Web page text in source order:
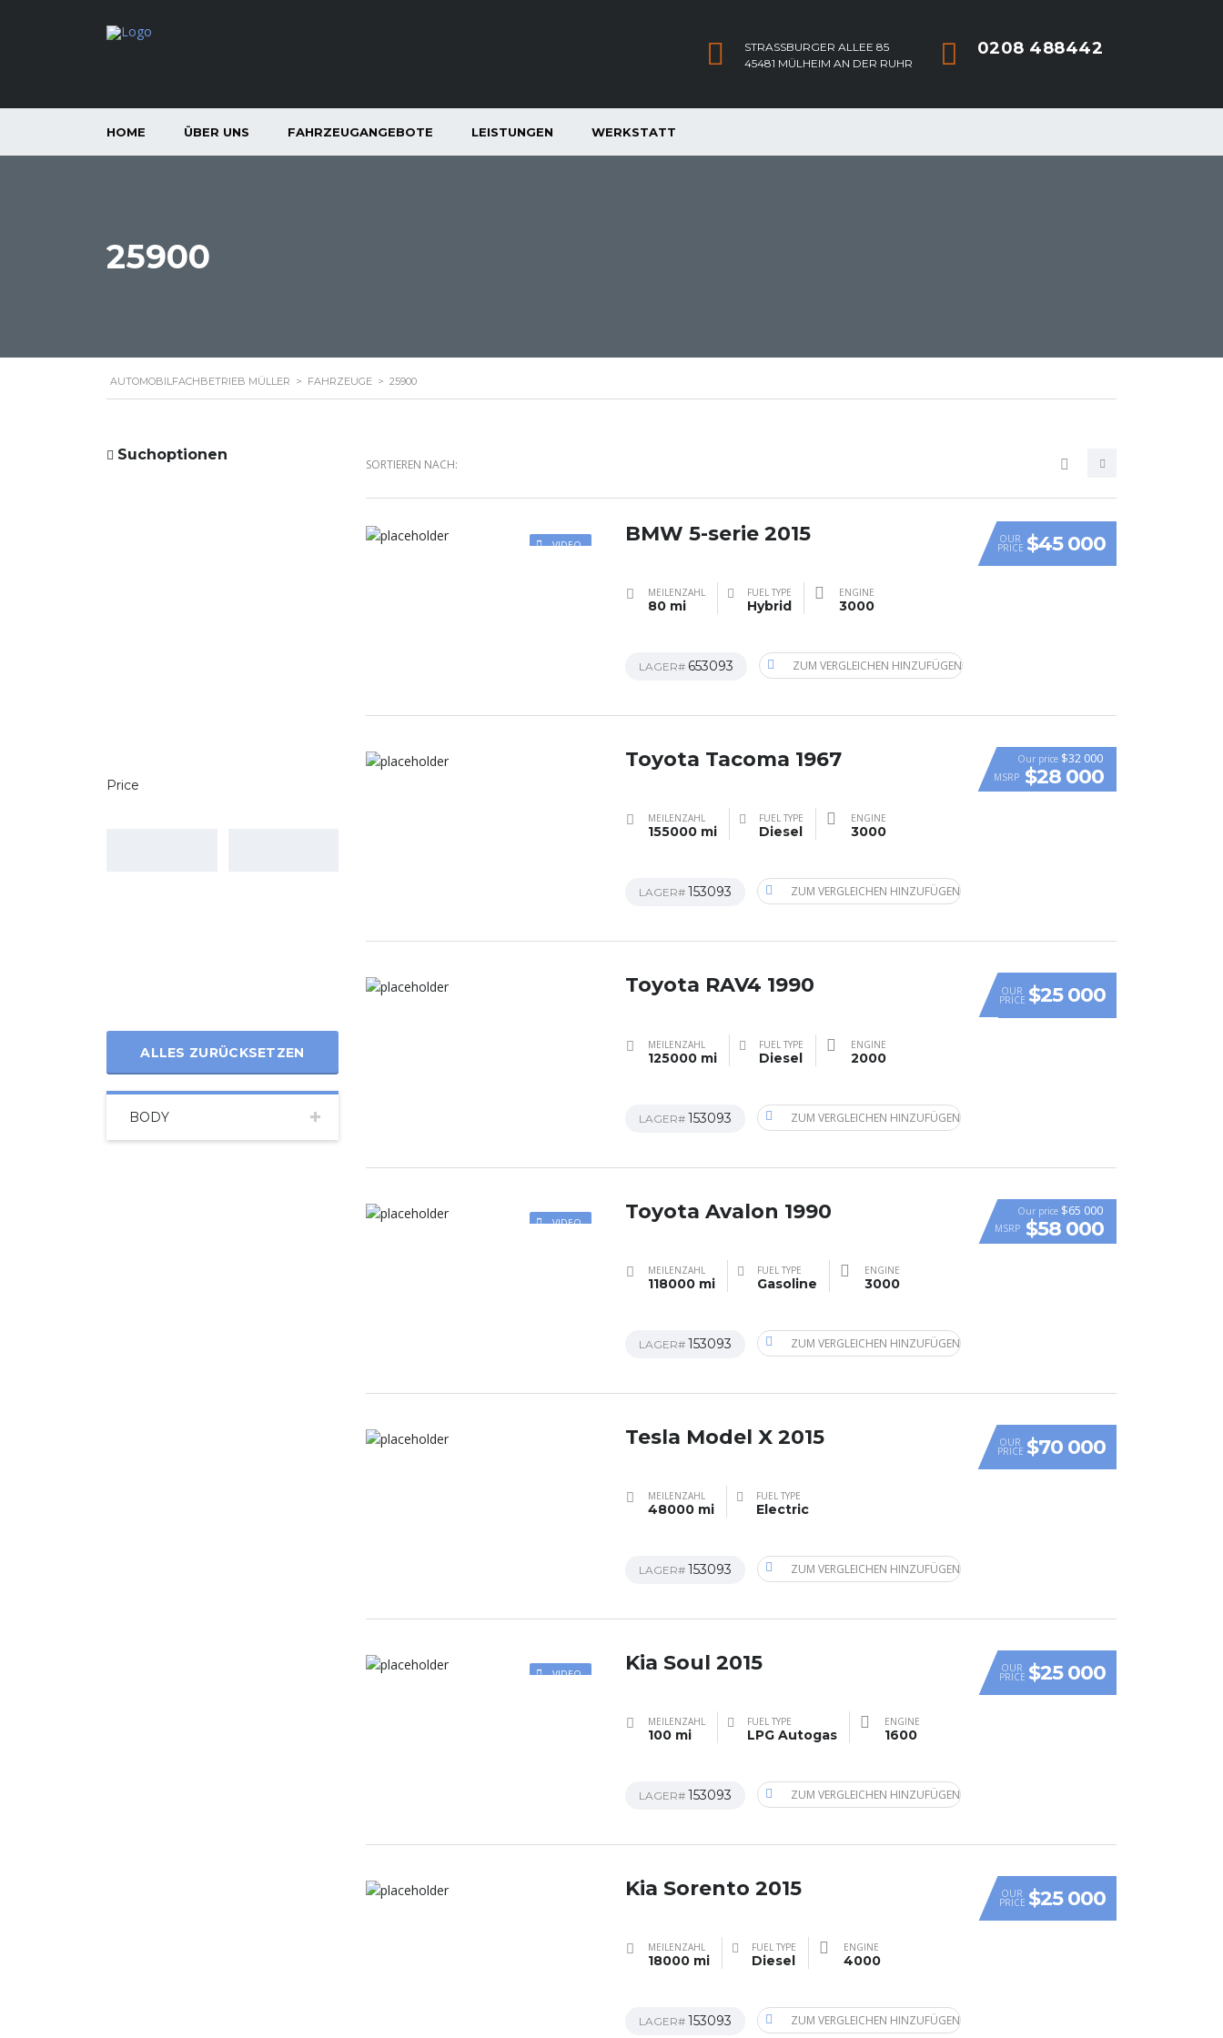
0208 488442
STRASSBURGER ALLEE 85
45481 MÜLHEIM AN DER RUHR
HOME ÜBER UNS FAHRZEUGANGEBOTE LEISTUNGEN WERKSTATT
25900
AUTOMOBILFACHBETRIEB MÜLLER > FAHRZEUGE > 25900
Suchoptionen
Price
ALLES ZURÜCKSETZEN
BODY
SORTIEREN NACH:
VIDEO OUR
PRICE $45 000
BMW 5-serie 2015
MEILENZAHL
80 mi
FUEL TYPE
Hybrid
ENGINE
3000
LAGER# 653093 ZUM VERGLEICHEN HINZUFÜGEN
Our price $32 000
MSRP $28 000
Toyota Tacoma 1967
MEILENZAHL
155000 mi
FUEL TYPE
Diesel
ENGINE
3000
LAGER# 153093 ZUM VERGLEICHEN HINZUFÜGEN
OUR
PRICE $25 000
Toyota RAV4 1990
MEILENZAHL
125000 mi
FUEL TYPE
Diesel
ENGINE
2000
LAGER# 153093 ZUM VERGLEICHEN HINZUFÜGEN
VIDEO
Our price $65 000
MSRP $58 000
Toyota Avalon 1990
MEILENZAHL
118000 mi
FUEL TYPE
Gasoline
ENGINE
3000
LAGER# 153093 ZUM VERGLEICHEN HINZUFÜGEN
OUR
PRICE $70 000
Tesla Model X 2015
MEILENZAHL
48000 mi
FUEL TYPE
Electric
LAGER# 153093 ZUM VERGLEICHEN HINZUFÜGEN
VIDEO OUR
PRICE $25 000
Kia Soul 2015
MEILENZAHL
100 mi
FUEL TYPE
LPG Autogas
ENGINE
1600
LAGER# 153093 ZUM VERGLEICHEN HINZUFÜGEN
OUR
PRICE $25 000
Kia Sorento 2015
MEILENZAHL
18000 mi
FUEL TYPE
Diesel
ENGINE
4000
LAGER# 153093 ZUM VERGLEICHEN HINZUFÜGEN